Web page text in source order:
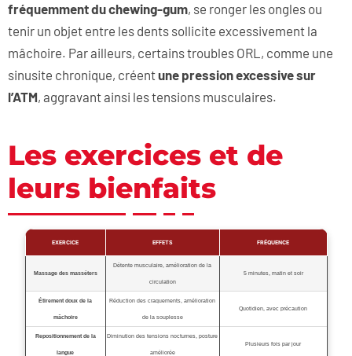
fréquemment du chewing-gum, se ronger les ongles ou
tenir un objet entre les dents sollicite excessivement la
mâchoire. Par ailleurs, certains troubles ORL, comme une
sinusite chronique, créentune pression excessive sur
l’ATM, aggravant ainsi les tensions musculaires.
Les exercices et de
leurs bienfaits
EXERCICE EFFETS FRÉQUENCE
Massage des masséters
Détente musculaire, amélioration de la
circulation
5 minutes, matin et soir
Étirement doux de la
mâchoire
Réduction des craquements, amélioration
de la souplesse
Quotidien, avec précaution
Repositionnement de la
langue
Diminution des tensions nocturnes, posture
améliorée
Plusieurs fois par jour